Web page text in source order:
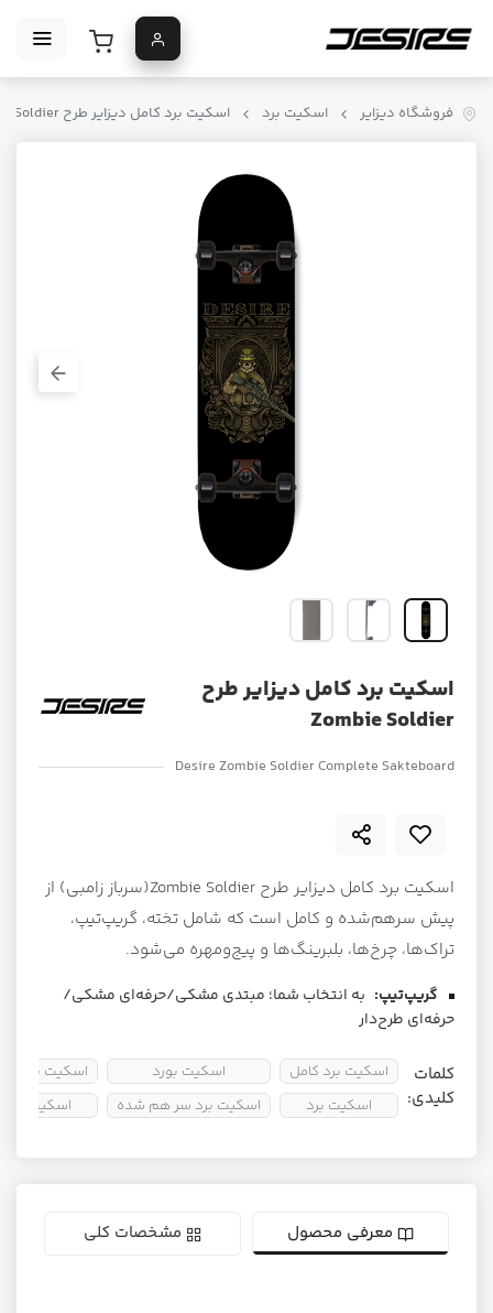
فروشگاه دیزایر اسکیت برد اسکیت برد کامل دیزایر طرح Zombie Soldier
اسکیت برد کامل دیزایر طرح
Zombie Soldier
Desire Zombie Soldier Complete Sakteboard
اسکیت برد کامل دیزایر طرح Zombie Soldier(سرباز زامبی) از
پیش سرهم‌شده و کامل است که شامل تخته، گریپ‌تیپ،
تراک‌ها، چرخ‌ها، بلبرینگ‌ها و پیج‌ومهره می‌شود.
گریپ‌تیپ: به انتخاب شما؛ مبتدی مشکی/حرفه‌ای مشکی/
حرفه‌ای طرح‌دار
کلمات
کلیدی:
اسکیت برد کامل
اسکیت برد
اسکیت بورد
اسکیت برد سر هم شده
اسکیت برد
اسکیت برد
معرفی محصول مشخصات کلی